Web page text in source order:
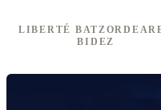
LIBERTÉ
BIDEZ